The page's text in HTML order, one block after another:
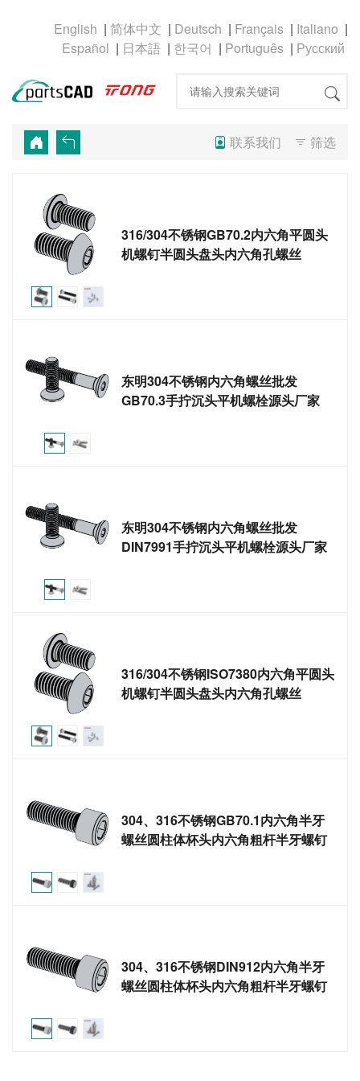
| | | |
|
|
| | |
联系我们 筛选
316/304不锈钢GB70.2内六角平圆头
机螺钉半圆头盘头内六角孔螺丝
东明304不锈钢内六角螺丝批发
GB70.3手拧沉头平机螺栓源头厂家
东明304不锈钢内六角螺丝批发
DIN7991手拧沉头平机螺栓源头厂家
316/304不锈钢ISO7380内六角平圆头
机螺钉半圆头盘头内六角孔螺丝
304、316不锈钢GB70.1内六角半牙
螺丝圆柱体杯头内六角粗杆半牙螺钉
304、316不锈钢DIN912内六角半牙
螺丝圆柱体杯头内六角粗杆半牙螺钉